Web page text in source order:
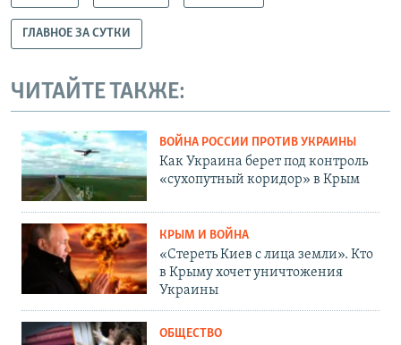
ГЛАВНОЕ ЗА СУТКИ
ЧИТАЙТЕ ТАКЖЕ:
ВОЙНА РОССИИ ПРОТИВ УКРАИНЫ
Как Украина берет под контроль
«сухопутный коридор» в Крым
КРЫМ И ВОЙНА
«Стереть Киев с лица земли». Кто
в Крыму хочет уничтожения
Украины
ОБЩЕСТВО